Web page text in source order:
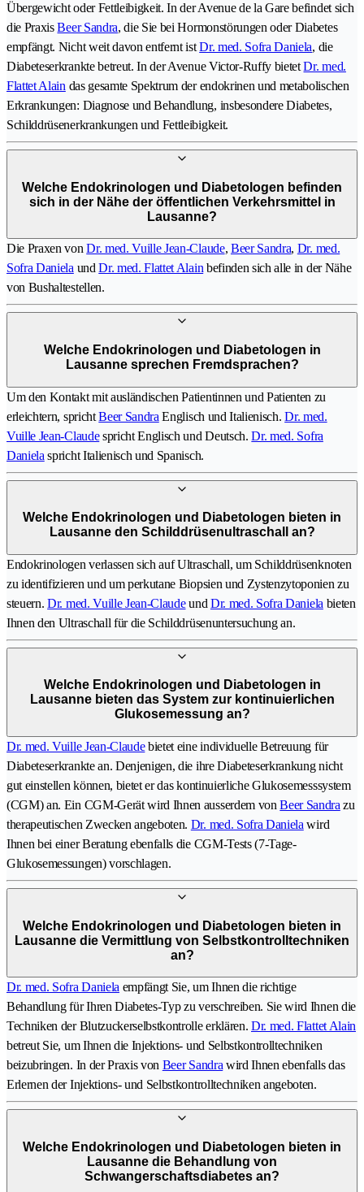
Übergewicht oder Fettleibigkeit. In der Avenue de la Gare befindet sich
die PraxisBeer Sandra, die Sie bei Hormonstörungen oder Diabetes
empfängt. Nicht weit davon entfernt istDr. med. Sofra Daniela, die
Diabeteserkrankte betreut. In der Avenue Victor-Ruffy bietetDr. med.
Flattet Alain das gesamte Spektrum der endokrinen und metabolischen
Erkrankungen: Diagnose und Behandlung, insbesondere Diabetes,
Schilddrüsenerkrankungen und Fettleibigkeit.
Welche Endokrinologen und Diabetologen befinden
sich in der Nähe der öffentlichen Verkehrsmittel in
Lausanne?
Die Praxen vonDr. med. Vuille Jean-Claude, Beer Sandra, Dr. med.
Sofra DanielaundDr. med. Flattet Alainbefinden sich alle in der Nähe
von Bushaltestellen.
Welche Endokrinologen und Diabetologen in
Lausanne sprechen Fremdsprachen?
Um den Kontakt mit ausländischen Patientinnen und Patienten zu
erleichtern, sprichtBeer Sandra Englisch und Italienisch.Dr. med.
Vuille Jean-Claudespricht Englisch und Deutsch.Dr. med. Sofra
Daniela spricht Italienisch und Spanisch.
Welche Endokrinologen und Diabetologen bieten in
Lausanne den Schilddrüsenultraschall an?
Endokrinologen verlassen sich auf Ultraschall, um Schilddrüsenknoten
zu identifizieren und um perkutane Biopsien und Zystenzytoponien zu
steuern.Dr. med. Vuille Jean-Claudeund Dr. med. Sofra Daniela bieten
Ihnen den Ultraschall für die Schilddrüsenuntersuchung an.
Welche Endokrinologen und Diabetologen in
Lausanne bieten das System zur kontinuierlichen
Glukosemessung an?
Dr. med. Vuille Jean-Claudebietet eine individuelle Betreuung für
Diabeteserkrankte an. Denjenigen, die ihre Diabeteserkrankung nicht
gut einstellen können, bietet er das kontinuierliche Glukosemesssystem
(CGM) an. Ein CGM-Gerät wird Ihnen ausserdem vonBeer Sandra zu
therapeutischen Zwecken angeboten. Dr. med. Sofra Daniela wird
Ihnen bei einer Beratung ebenfalls die CGM-Tests (7-Tage-
Glukosemessungen) vorschlagen.
Welche Endokrinologen und Diabetologen bieten in
Lausanne die Vermittlung von Selbstkontrolltechniken
an?
Dr. med. Sofra Daniela empfängt Sie, um Ihnen die richtige
Behandlung für Ihren Diabetes-Typ zu verschreiben. Sie wird Ihnen die
Techniken der Blutzuckerselbstkontrolle erklären. Dr. med. Flattet Alain
betreut Sie, um Ihnen die Injektions- und Selbstkontrolltechniken
beizubringen. In der Praxis von Beer Sandra wird Ihnen ebenfalls das
Erlernen der Injektions- und Selbstkontrolltechniken angeboten.
Welche Endokrinologen und Diabetologen bieten in
Lausanne die Behandlung von
Schwangerschaftsdiabetes an?